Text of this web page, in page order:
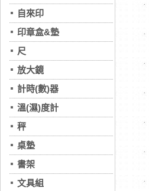
自來印
印章盒&墊
尺
放大鏡
計時(數)器
溫(濕)度計
秤
桌墊
書架
文具組